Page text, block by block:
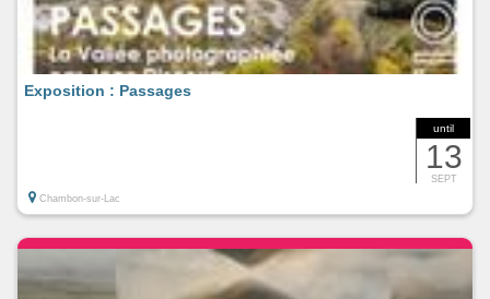
until
13
SEPT
Exposition : Passages
Chambon-sur-Lac